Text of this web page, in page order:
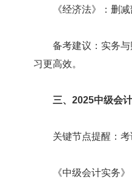
《经济法》：删减
备考建议：实务与
习更高效。
三、2025中级会
关键节点提醒：考
《中级会计实务》